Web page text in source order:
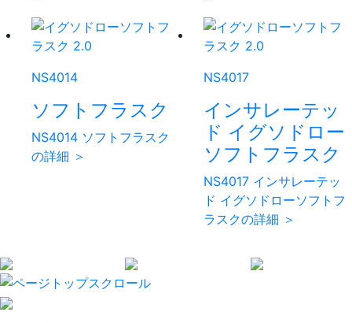
NS4014
ソフトフラスク
NS4014 ソフトフラスク
の詳細 ＞
NS4017
インサレーテッ
ド イグソドロー
ソフトフラスク
NS4017 インサレーテッ
ド イグソドローソフトフ
ラスクの詳細 ＞